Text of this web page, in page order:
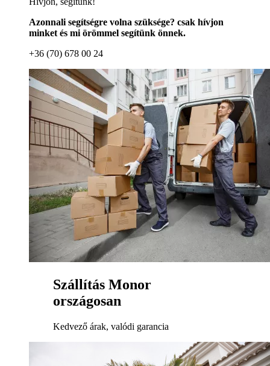
Azonnali segítségre volna szüksége? csak hívjon
minket és mi örömmel segítünk önnek.
+36 (70) 678 00 24
Szállítás Monor
országosan
Kedvező árak, valódi garancia